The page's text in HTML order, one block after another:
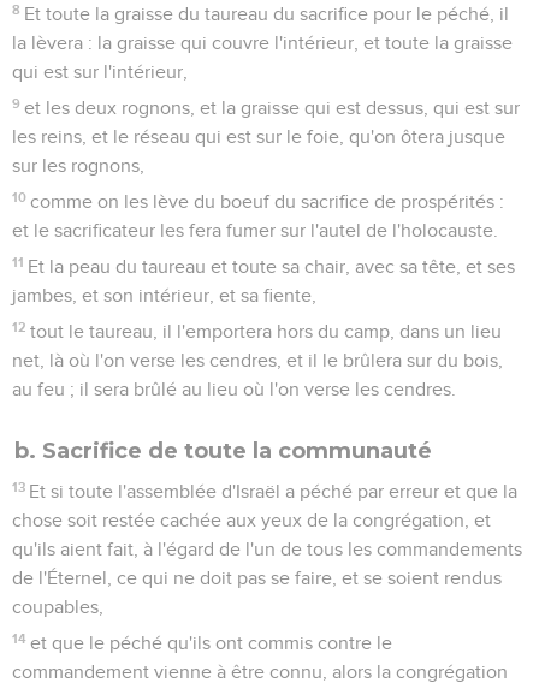
8 Et toute la graisse du taureau du sacrifice pour le péché, il
la lèvera : la graisse qui couvre l'intérieur, et toute la graisse
qui est sur l'intérieur,
9 et les deux rognons, et la graisse qui est dessus, qui est sur
les reins, et le réseau qui est sur le foie, qu'on ôtera jusque
sur les rognons,
10 comme on les lève du boeuf du sacrifice de prospérités :
et le sacrificateur les fera fumer sur l'autel de l'holocauste.
11 Et la peau du taureau et toute sa chair, avec sa tête, et ses
jambes, et son intérieur, et sa fiente,
12 tout le taureau, il l'emportera hors du camp, dans un lieu
net, là où l'on verse les cendres, et il le brûlera sur du bois,
au feu ; il sera brûlé au lieu où l'on verse les cendres.
b. Sacrifice de toute la communauté
13 Et si toute l'assemblée d'Israël a péché par erreur et que la
chose soit restée cachée aux yeux de la congrégation, et
qu'ils aient fait, à l'égard de l'un de tous les commandements
de l'Éternel, ce qui ne doit pas se faire, et se soient rendus
coupables,
14 et que le péché qu'ils ont commis contre le
commandement vienne à être connu, alors la congrégation